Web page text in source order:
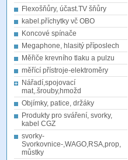
Flexošňůry, účast.TV šňůry
kabel.příchytky vč OBO
Koncové spínače
Megaphone, hlasitý příposlech
Měřiče krevního tlaku a pulzu
měřící přístroje-elektroměry
Nářadí,spojovací
mat,.šrouby,hmožd
Objímky, patice, držáky
Produkty pro sváření, svorky,
kabel CGZ
svorky-
Svorkovnice-,WAGO,RSA,prop,
můstky